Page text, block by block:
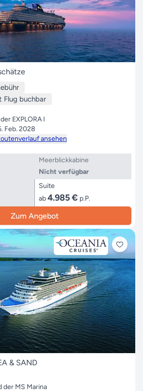
Flug buchbar
EXPLORA I
Feb. 2028
ansehen
Meerblickkabine
Nicht verfügbar
Suite
ab4.985 € p.P.
Zum Angebot
& SAND
der MS Marina